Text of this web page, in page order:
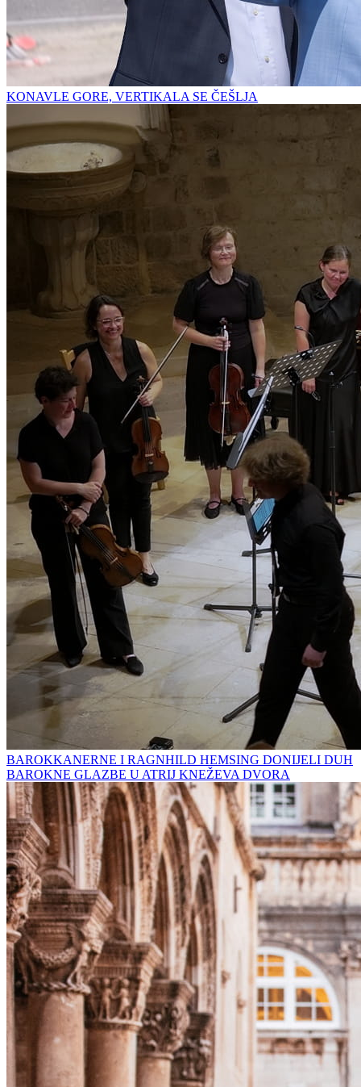
KONAVLE GORE, VERTIKALA SE ČEŠLJA
BAROKKANERNE I RAGNHILD HEMSING DONIJELI DUH
BAROKNE GLAZBE U ATRIJ KNEŽEVA DVORA